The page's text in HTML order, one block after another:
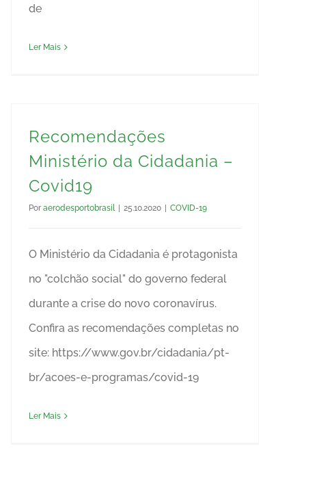
de
Ler Mais
Recomendações
Ministério da Cidadania –
Covid19
Por aerodesportobrasil 25.10.2020 COVID-19
O Ministério da Cidadania é protagonista
no "colchão social" do governo federal
durante a crise do novo coronavírus.
Confira as recomendações completas no
site: https://www.gov.br/cidadania/pt-
br/acoes-e-programas/covid-19
Ler Mais